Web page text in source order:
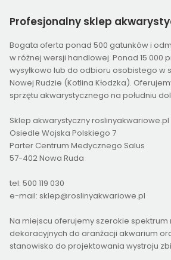
Profesjonalny sklep
Bogata oferta ponad 500 gatunków i
w różnej wersji handlowej. Ponad 15 000
wysyłkowo lub do odbioru osobistego w
Nowej Rudzie (Kotlina Kłodzka).
sprzętu akwarystycznego na południu
Sklep akwarystyczny roslinyakwariowe.pl
Osiedle Wojska Polskiego 7
Parter Centrum Medycznego Salus
57-402 Nowa Ruda
tel: 500 119 030
e-mail: sklep@roslinyakwariowe.pl
Na miejscu oferujemy szerokie spektrum
dekoracyjnych do aranżacji akwarium
stanowisko do projektowania wystroju